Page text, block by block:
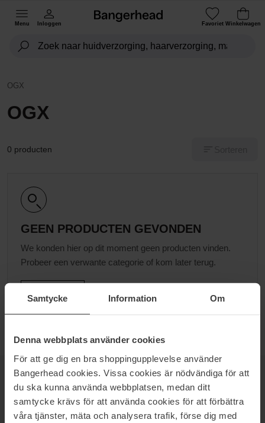
Samtycke Information Om
Denna webbplats använder cookies
För att ge dig en bra shoppingupplevelse använder
Bangerhead cookies. Vissa cookies är nödvändiga för att
du ska kunna använda webbplatsen, medan ditt
samtycke krävs för att använda cookies för att förbättra
våra tjänster, mäta och analysera trafik, förse dig med
Menu Inloggen Favoriet Winkelwagen
OGX
OGX
0 producten
GEEN PRODUCTEN GEVONDEN
We konden hier op dit moment geen producten vinden.
Probeer een verwante categorie of kom later terug.
NIEUWSBRIEF
WEES ALS EERSTE OP DE HOOGTE